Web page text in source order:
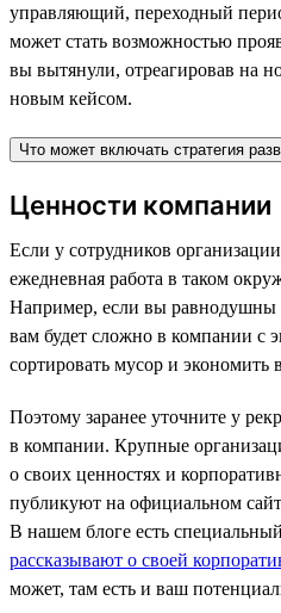
управляющий, переходный
может стать возможностью
вы вытянули, отреагировав на
новым кейсом.
Что может включать стратегия
Ценности компании
Если у сотрудников
ежедневная работа в таком
Например, если вы равнодушны
вам будет сложно в компании с
сортировать мусор и экономить
Поэтому заранее уточните у
в компании. Крупные
о своих ценностях и
публикуют на официальном
В нашем блоге есть специальный
рассказывают о своей
может, там есть и ваш